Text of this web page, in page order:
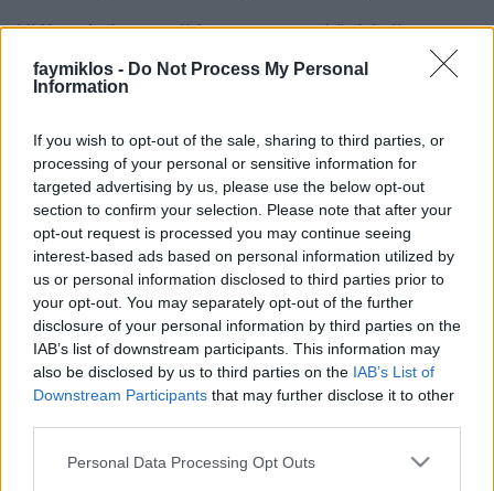
faymiklos - Do Not Process My Personal
Information
If you wish to opt-out of the sale, sharing to third parties, or
processing of your personal or sensitive information for
targeted advertising by us, please use the below opt-out
section to confirm your selection. Please note that after your
opt-out request is processed you may continue seeing
interest-based ads based on personal information utilized by
us or personal information disclosed to third parties prior to
your opt-out. You may separately opt-out of the further
disclosure of your personal information by third parties on the
IAB’s list of downstream participants. This information may
also be disclosed by us to third parties on the IAB’s List of
Downstream Participants that may further disclose it to other
Please note that this website/app uses one or more Google
Personal Data Processing Opt Outs
Hiába vág Jarrett elkínzott arcot, nekünk kellene
hogy ezt egyszer már meg is írtam, meg ki tudja,
mennyire igaz, viszont maradt a párhuzamos
hallgatás, és aztán eljött a Wohltemperiertes Klavier,
furcsa módon azt Gould is, Jarrett is játszotta.
(Gould nem furcsa módon.) Jarrett nekem sokszor
alig elviselhető a tempóingadozásai miatt,
nekilódul, elakad, megteheti, de nekem olyan,
mintha egy kezdő sofőr mellett ülnék az autópályán,
beletapos, lefékez, nekem meg háborognak a belső
szerveim. És akkor eljutunk az első kötet utolsó
prelúdiumához. Nem tudom, hogy ez mennyire
köztudomású, az én figyelmemet Balassa Péter hívta
föl rá, nem személyesen, nekem címezve, hanem egy
nagyobb társaságban, hogy ez a prelúdium olyan,